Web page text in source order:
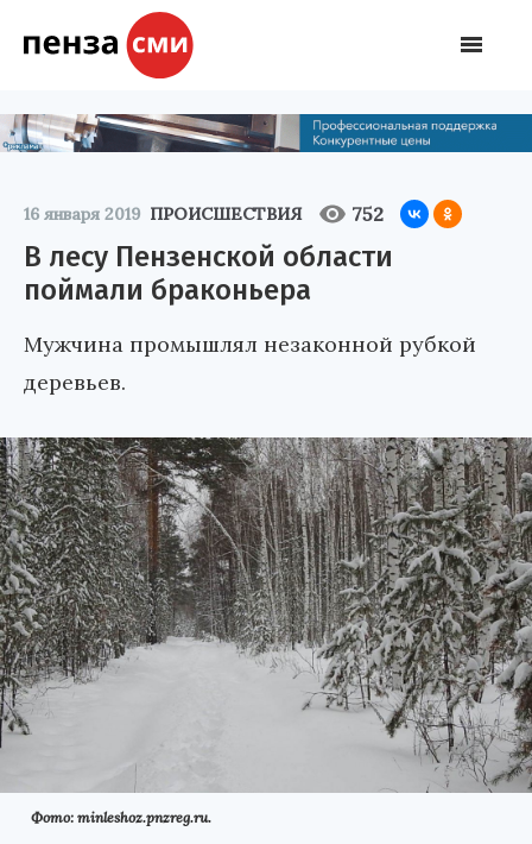
16 января 2019 ПРОИСШЕСТВИЯ 752
В лесу Пензенской области
поймали браконьера
Мужчина промышлял незаконной рубкой
деревьев.
Фото: minleshoz.pnzreg.ru.